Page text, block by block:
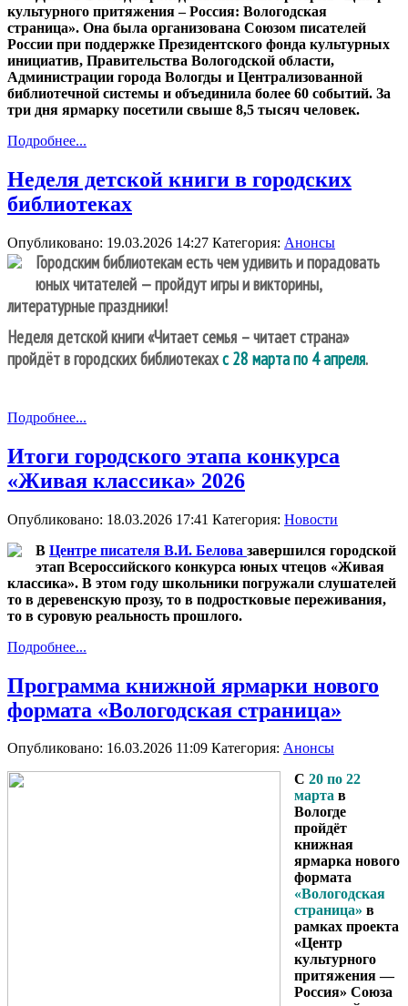
культурного притяжения – Россия: Вологодская
страница». Она была организована Союзом писателей
России при поддержке Президентского фонда культурных
инициатив, Правительства Вологодской области,
Администрации города Вологды и Централизованной
библиотечной системы и объединила более 60 событий. За
три дня ярмарку посетили свыше 8,5 тысяч человек.
Подробнее...
Неделя детской книги в городских
библиотеках
Опубликовано: 19.03.2026 14:27 Категория: Анонсы
Городским библиотекам есть чем удивить и порадовать
юных читателей — пройдут игры и викторины,
литературные праздники!
Неделя детской книги «Читает семья – читает страна»
пройдёт в городских библиотекахс 28 марта по 4 апреля.
Подробнее...
Итоги городского этапа конкурса
«Живая классика» 2026
Опубликовано: 18.03.2026 17:41 Категория: Новости
В Центре писателя В.И. Белова завершился городской
этап Всероссийского конкурса юных чтецов «Живая
классика». В этом году школьники погружали слушателей
то в деревенскую прозу, то в подростковые переживания,
то в суровую реальность прошлого.
Подробнее...
Программа книжной ярмарки нового
формата «Вологодская страница»
Опубликовано: 16.03.2026 11:09 Категория: Анонсы
С 20 по 22
марта в
Вологде
пройдёт
книжная
ярмарка нового
формата
«Вологодская
страница» в
рамках проекта
«Центр
культурного
притяжения —
Россия» Союза